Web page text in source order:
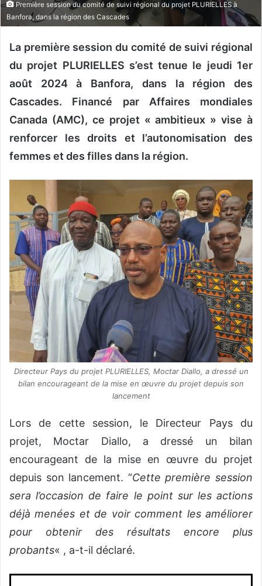
i
e
Première session du comité de suivi régional du projet PLURIELLES à
Banfora, dans la région des Cascades
La première session du comité de suivi régional
du projet PLURIELLES s’est tenue le jeudi 1er
août 2024 à Banfora, dans la région des
Cascades. Financé par Affaires mondiales
Canada (AMC), ce projet « ambitieux » vise à
renforcer les droits et l’autonomisation des
femmes et des filles dans la région.
Directeur Pays du projet PLURIELLES, Moctar Diallo, a dressé un
bilan encourageant de la mise en œuvre du projet depuis son
lancement
Lors de cette session, le Directeur Pays du
projet, Moctar Diallo, a dressé un bilan
encourageant de la mise en œuvre du projet
depuis son lancement. “Cette première session
sera l’occasion de faire le point sur les actions
déjà menées et de voir comment les améliorer
pour obtenir des résultats encore plus
probants« , a-t-il déclaré.